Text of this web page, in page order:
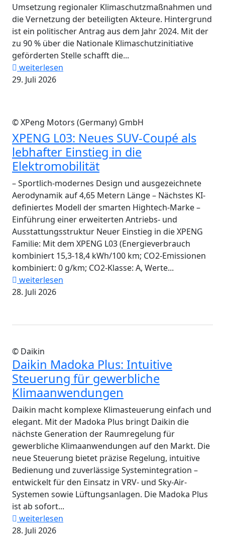
Umsetzung regionaler Klimaschutzmaßnahmen und
die Vernetzung der beteiligten Akteure. Hintergrund
ist ein politischer Antrag aus dem Jahr 2024. Mit der
zu 90 % über die Nationale Klimaschutzinitiative
geförderten Stelle schafft die...
weiterlesen
29. Juli 2026
© XPeng Motors (Germany) GmbH
XPENG L03: Neues SUV-Coupé als
lebhafter Einstieg in die
Elektromobilität
– Sportlich-modernes Design und ausgezeichnete
Aerodynamik auf 4,65 Metern Länge – Nächstes KI-
definiertes Modell der smarten Hightech-Marke –
Einführung einer erweiterten Antriebs- und
Ausstattungsstruktur Neuer Einstieg in die XPENG
Familie: Mit dem XPENG L03 (Energieverbrauch
kombiniert 15,3-18,4 kWh/100 km; CO2-Emissionen
kombiniert: 0 g/km; CO2-Klasse: A, Werte...
weiterlesen
28. Juli 2026
© Daikin
Daikin Madoka Plus: Intuitive
Steuerung für gewerbliche
Klimaanwendungen
Daikin macht komplexe Klimasteuerung einfach und
elegant. Mit der Madoka Plus bringt Daikin die
nächste Generation der Raumregelung für
gewerbliche Klimaanwendungen auf den Markt. Die
neue Steuerung bietet präzise Regelung, intuitive
Bedienung und zuverlässige Systemintegration –
entwickelt für den Einsatz in VRV- und Sky-Air-
Systemen sowie Lüftungsanlagen. Die Madoka Plus
ist ab sofort...
weiterlesen
28. Juli 2026